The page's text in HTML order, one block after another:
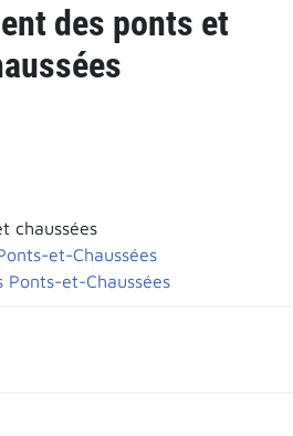
des ponts et
chaussées
et-Chaussées
Ponts-et-Chaussées